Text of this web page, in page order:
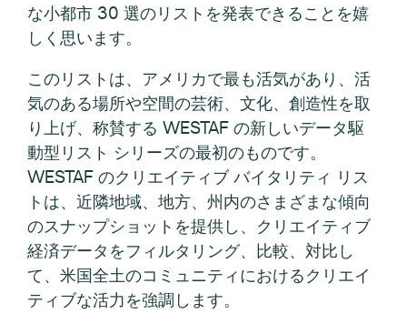
な小都市 30 選のリストを発表できることを嬉
しく思います。
このリストは、アメリカで最も活気があり、活
気のある場所や空間の芸術、文化、創造性を取
り上げ、称賛する WESTAF の新しいデータ駆
動型リスト シリーズの最初のものです。
WESTAF のクリエイティブ バイタリティ リス
トは、近隣地域、地方、州内のさまざまな傾向
のスナップショットを提供し、クリエイティブ
経済データをフィルタリング、比較、対比し
て、米国全土のコミュニティにおけるクリエイ
ティブな活力を強調します。